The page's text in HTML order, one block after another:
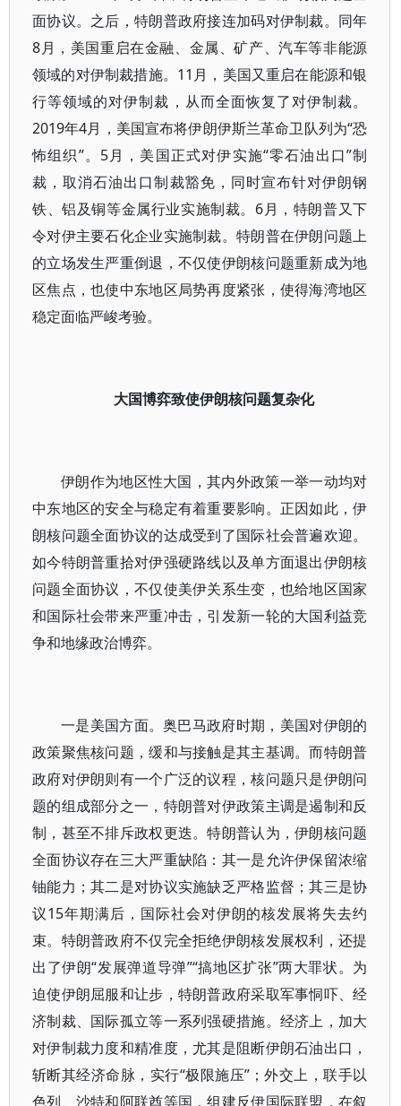
面协议。之后，特朗普政府接连加码对伊制裁。同年
8月，美国重启在金融、金属、矿产、汽车等非能源
领域的对伊制裁措施。11月，美国又重启在能源和银
行等领域的对伊制裁，从而全面恢复了对伊制裁。
2019年4月，美国宣布将伊朗伊斯兰革命卫队列为“恐
怖组织”。5月，美国正式对伊实施“零石油出口”制
裁，取消石油出口制裁豁免，同时宣布针对伊朗钢
铁、铝及铜等金属行业实施制裁。6月，特朗普又下
令对伊主要石化企业实施制裁。特朗普在伊朗问题上
的立场发生严重倒退，不仅使伊朗核问题重新成为地
区焦点，也使中东地区局势再度紧张，使得海湾地区
稳定面临严峻考验。
大国博弈致使伊朗核问题复杂化
伊朗作为地区性大国，其内外政策一举一动均对
中东地区的安全与稳定有着重要影响。正因如此，伊
朗核问题全面协议的达成受到了国际社会普遍欢迎。
如今特朗普重拾对伊强硬路线以及单方面退出伊朗核
问题全面协议，不仅使美伊关系生变，也给地区国家
和国际社会带来严重冲击，引发新一轮的大国利益竞
争和地缘政治博弈。
一是美国方面。奥巴马政府时期，美国对伊朗的
政策聚焦核问题，缓和与接触是其主基调。而特朗普
政府对伊朗则有一个广泛的议程，核问题只是伊朗问
题的组成部分之一，特朗普对伊政策主调是遏制和反
制，甚至不排斥政权更迭。特朗普认为，伊朗核问题
全面协议存在三大严重缺陷：其一是允许伊保留浓缩
铀能力；其二是对协议实施缺乏严格监督；其三是协
议15年期满后，国际社会对伊朗的核发展将失去约
束。特朗普政府不仅完全拒绝伊朗核发展权利，还提
出了伊朗“发展弹道导弹”“搞地区扩张”两大罪状。为
迫使伊朗屈服和让步，特朗普政府采取军事恫吓、经
济制裁、国际孤立等一系列强硬措施。经济上，加大
对伊制裁力度和精准度，尤其是阻断伊朗石油出口，
斩断其经济命脉，实行“极限施压”；外交上，联手以
色列、沙特和阿联酋等国，组建反伊国际联盟，在叙